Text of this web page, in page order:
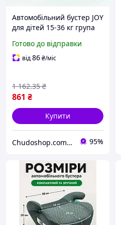
Автомобільний бустер JOY
для дітей 15-36 кг група
зручний у використанні
для безпечних
Готово до відправки
від86₴/міс
861 ₴
1 162.35 ₴
Купити
Chudoshop.com.ua 95%